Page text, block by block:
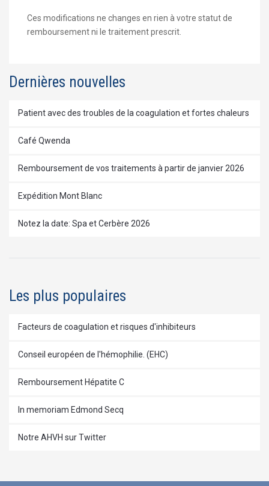
Ces modifications ne changes en rien à votre statut de
remboursement ni le traitement prescrit.
Dernières nouvelles
Patient avec des troubles de la coagulation et fortes chaleurs
Café Qwenda
Remboursement de vos traitements à partir de janvier 2026
Expédition Mont Blanc
Notez la date: Spa et Cerbère 2026
Les plus populaires
Facteurs de coagulation et risques d'inhibiteurs
Conseil européen de l'hémophilie. (EHC)
Remboursement Hépatite C
In memoriam Edmond Secq
Notre AHVH sur Twitter